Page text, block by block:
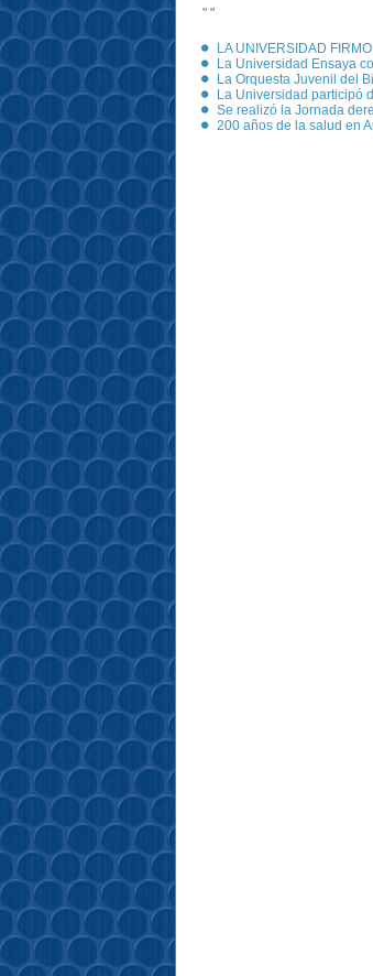
" "
LA UNIVERSIDAD
La Universidad Ensaya
La Orquesta Juvenil del
La Universidad participó
Se realizó la Jornada
200 años de la salud en